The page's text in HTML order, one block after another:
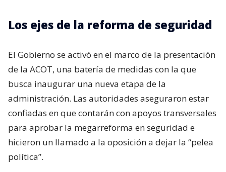
Los ejes de la reforma de seguridad
El Gobierno se activó en el marco de la presentación
de la ACOT, una batería de medidas con la que
busca inaugurar una nueva etapa de la
administración. Las autoridades aseguraron estar
confiadas en que contarán con apoyos transversales
para aprobar la megarreforma en seguridad e
hicieron un llamado a la oposición a dejar la “pelea
política”.